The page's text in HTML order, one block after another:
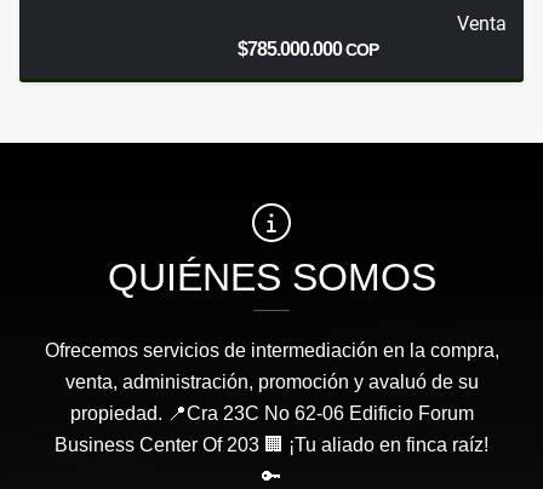
Venta
$785.000.000COP
QUIÉNES SOMOS
Ofrecemos servicios de intermediación en la compra,
venta, administración, promoción y avaluó de su
propiedad. 📍Cra 23C No 62-06 Edificio Forum
Business Center Of 203 🏢 ¡Tu aliado en finca raíz!
🔑